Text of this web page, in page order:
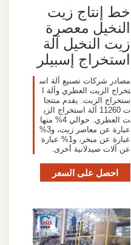
خط إنتاج زيت
النخيل معصرة
زيت النخيل آلة
استخراج إسبيلر
مصادر شركات تصنيع آلة اس
تخراج الزيت العطري وآلة ا
ستخراج الزيت. يقدم منتجا
ت 11260 آلة استخراج الزي
ت العطري. حوالي 4% منها
عبارة عن معاصر زيت، و3%
عبارة عن مبخر، و1% عبارة
عن آلات صيدلانية أخرى.
احصل على السعر